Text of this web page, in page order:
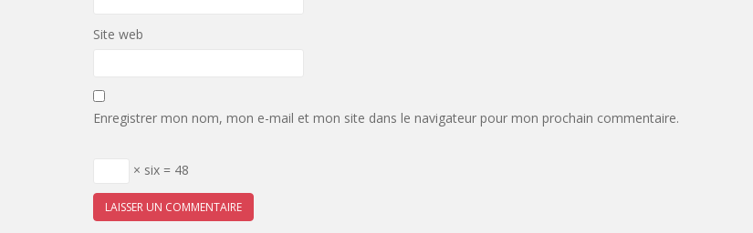
Site web
Enregistrer mon nom, mon e-mail et mon site dans le navigateur pour mon prochain commentaire.
× six = 48